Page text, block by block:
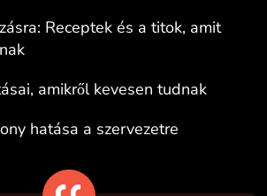
Receptek és a titok, amit
amikről kevesen tudnak
hatása a szervezetre